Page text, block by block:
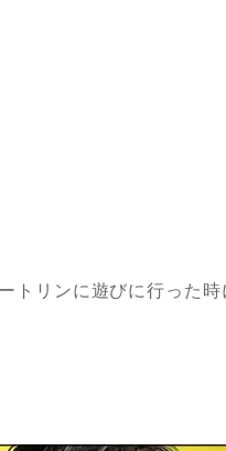
トリンに遊びに行った